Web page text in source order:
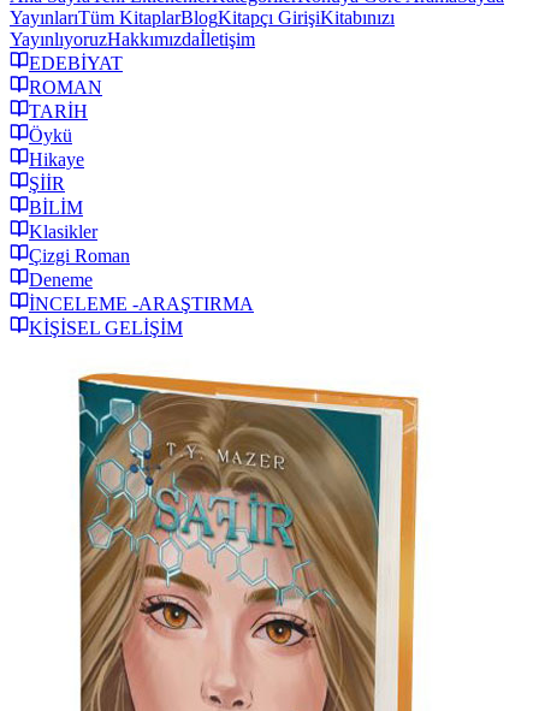
YayınlarıTüm KitaplarBlogKitapçı GirişiKitabınızı
YayınlıyoruzHakkımızdaİletişim
EDEBİYAT
ROMAN
TARİH
Öykü
Hikaye
ŞİİR
BİLİM
Klasikler
Çizgi Roman
Deneme
İNCELEME -ARAŞTIRMA
KİŞİSEL GELİŞİM